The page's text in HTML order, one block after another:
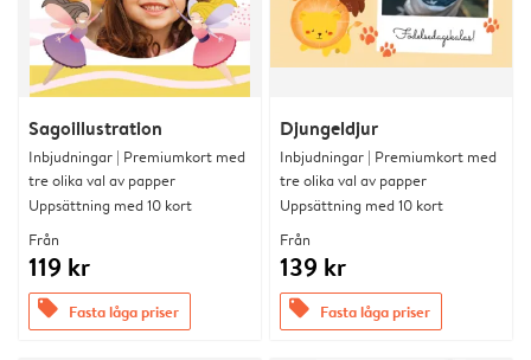
Sagoillustration
Inbjudningar | Premiumkort med
tre olika val av papper
Uppsättning med 10 kort
Från
119 kr
offers Fasta låga priser
Djungeldjur
Inbjudningar | Premiumkort med
tre olika val av papper
Uppsättning med 10 kort
Från
139 kr
offers Fasta låga priser